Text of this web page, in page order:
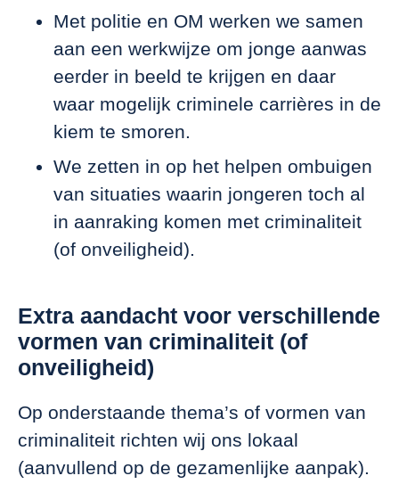
Met politie en OM werken we samen
aan een werkwijze om jonge aanwas
eerder in beeld te krijgen en daar
waar mogelijk criminele carrières in de
kiem te smoren.
We zetten in op het helpen ombuigen
van situaties waarin jongeren toch al
in aanraking komen met criminaliteit
(of onveiligheid).
Extra aandacht voor verschillende
vormen van criminaliteit (of
onveiligheid)
Op onderstaande thema’s of vormen van
criminaliteit richten wij ons lokaal
(aanvullend op de gezamenlijke aanpak).